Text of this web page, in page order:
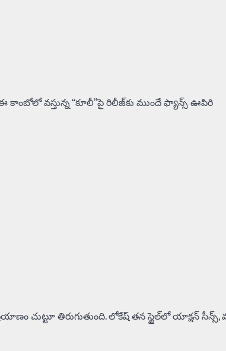
వస్తున్న “కూలీ”పై రిలీజ్‌కు ముందే ఫ్యాన్స్ ఊపిరి
చుట్టూ తిరుగుతుంది. లోకేష్ తన స్టైల్‌లో యాక్షన్